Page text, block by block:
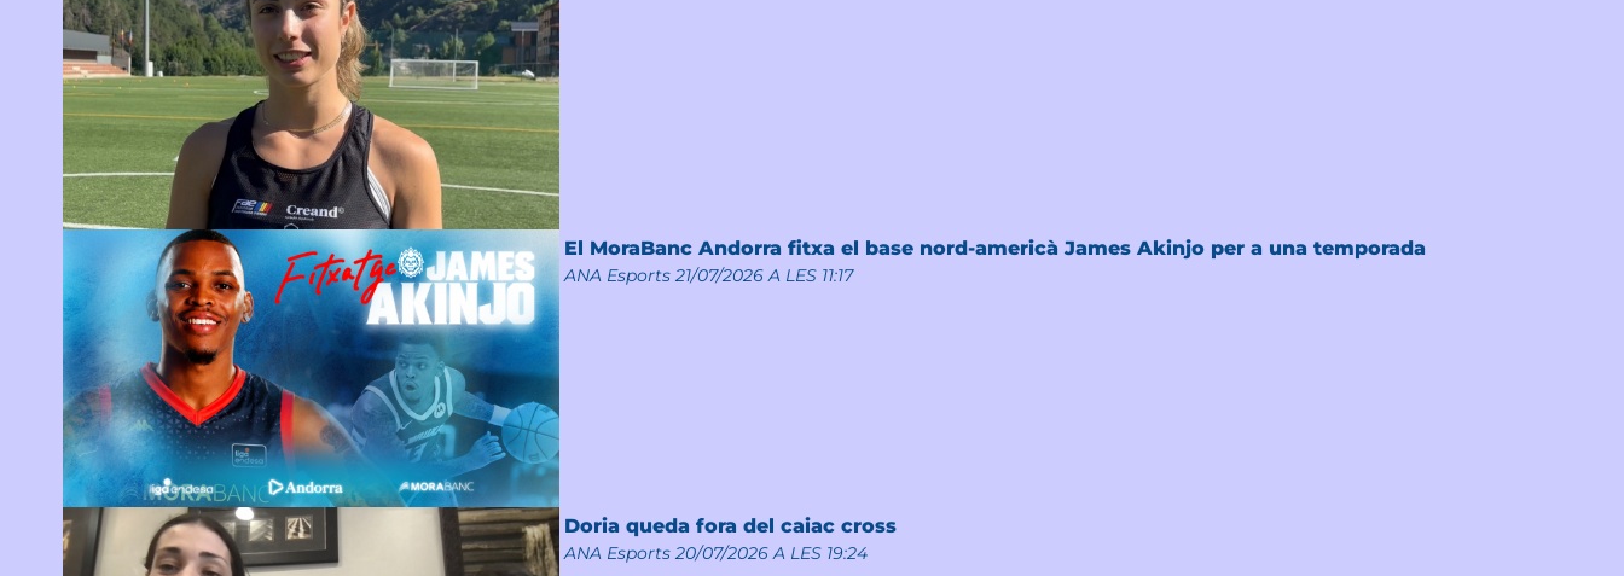
El MoraBanc Andorra fitxa el base nord-americà James Akinjo per a una temporada
ANA Esports 21/07/2026 A LES 11:17
Doria queda fora del caiac cross
ANA Esports 20/07/2026 A LES 19:24